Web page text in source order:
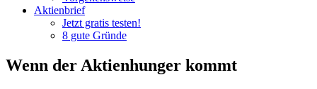
Aktienbrief
Jetzt gratis testen!
8 gute Gründe
Wenn der Aktienhunger kommt